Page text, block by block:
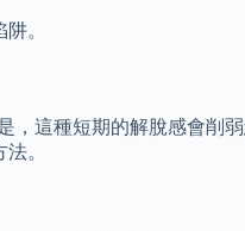
。
這種短期的解脫感會削
。